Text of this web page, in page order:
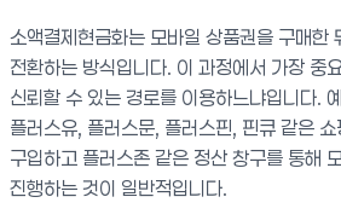
소액결제현금화는 모바일 상품권을 구매한
전환하는 방식입니다. 이 과정에서 가장 중
신뢰할 수 있는 경로를 이용하느냐입니다.
플러스유, 플러스문, 플러스핀, 핀큐 같은
구입하고 플러스존 같은 정산 창구를 통해
진행하는 것이 일반적입니다.